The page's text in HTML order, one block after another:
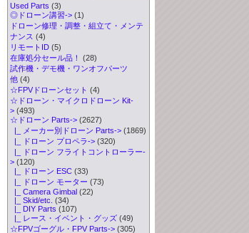
Used Parts (3)
◎ドローン講習->(1)
ドローン修理・調整・組立て・メンテ
ナンス (4)
リモートID(5)
在庫処分セール品！
(28)
試作機・デモ機・ワンオフパーツ
他(4)
☆FPVドローンセット (4)
☆ドローン・マイクロドローン Kit-
>(493)
☆ドローン Parts->(2627)
|_ メーカー別ドローン Parts->(1869)
|_ ドローン プロペラ->(320)
|_ ドローン フライトコントローラー-
>(120)
|_ ドローン ESC(33)
|_ ドローン モーター (73)
|_ Camera Gimbal(22)
|_ Skid/etc. (34)
|_ DIY Parts (107)
|_ レース・イベント・グッズ(49)
☆FPVゴーグル・FPV Parts->(305)